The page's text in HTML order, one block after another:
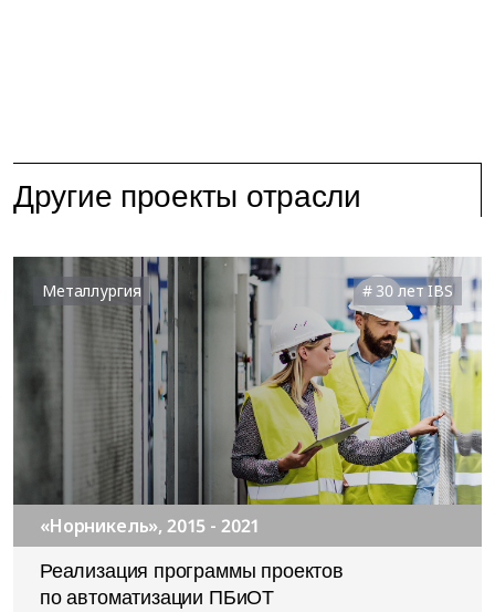
Другие проекты отрасли
Металлургия
«Норникель», 2015 - 2021
Реализация программы проектов
по автоматизации ПБиОТ
30 лет IBS